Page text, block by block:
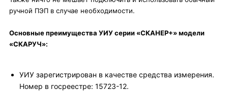
ручной ПЭП в случае необходимости.
Основные преимущества УИУ серии «СКАНЕР+» модели
«СКАРУЧ»:
УИУ зарегистрирован в качестве средства измерения.
Номер в госреестре: 15723-12.